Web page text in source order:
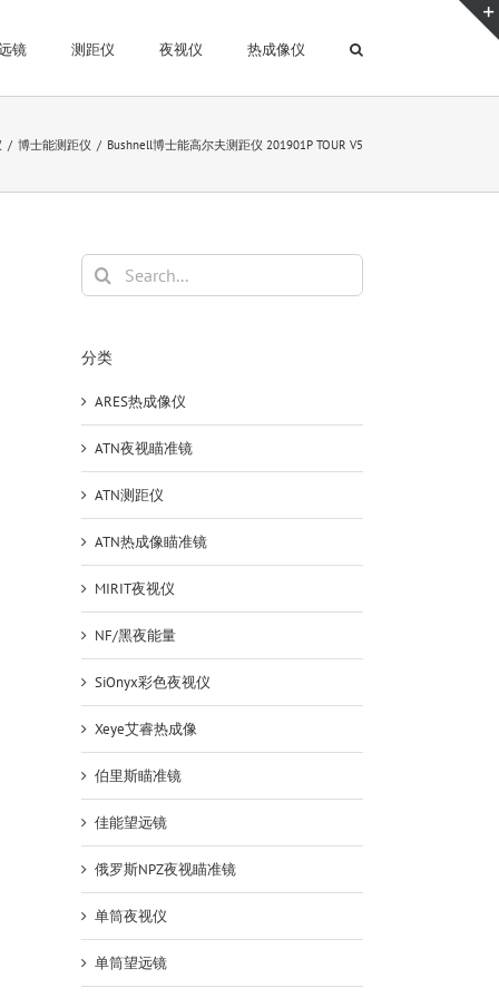
镜 测距仪 夜视仪 热成像仪
博士能测距仪 Bushnell博士能高尔夫测距仪 201901P TOUR V5
Search
for:
分类
ARES热成像仪
ATN夜视瞄准镜
ATN测距仪
ATN热成像瞄准镜
MIRIT夜视仪
NF/黑夜能量
SiOnyx彩色夜视仪
Xeye艾睿热成像
伯里斯瞄准镜
佳能望远镜
俄罗斯NPZ夜视瞄准镜
单筒夜视仪
单筒望远镜